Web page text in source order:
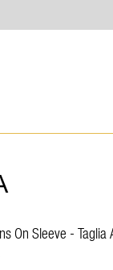
Sleeve -